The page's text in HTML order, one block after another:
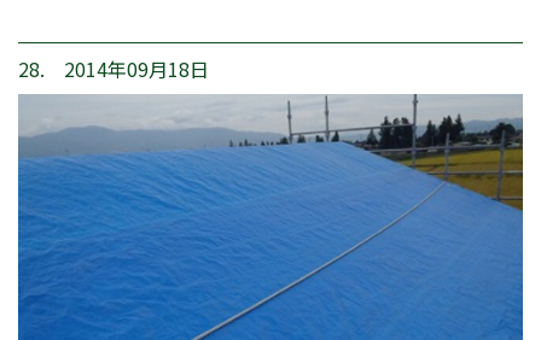
28. 2014年09月18日